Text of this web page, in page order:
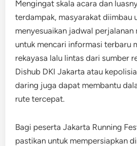
Mengingat skala acara dan
terdampak, masyarakat diimbau
menyesuaikan jadwal perjalanan
untuk mencari informasi terbaru
rekayasa lalu lintas dari sumber
Dishub DKI Jakarta atau
daring juga dapat membantu
rute tercepat.
Bagi peserta Jakarta Running
pastikan untuk mempersiapkan